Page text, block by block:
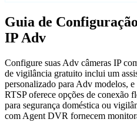
Guia de
IP Adv
Configure suas Adv câmeras IP
de vigilância gratuito inclui um
personalizado para Adv modelos,
RTSP oferece opções de conexão
para segurança doméstica ou
com Agent DVR fornecem